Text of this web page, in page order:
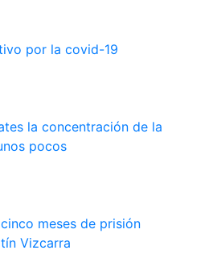
por la covid-19
la concentración de la
pocos
meses de prisión
Vizcarra